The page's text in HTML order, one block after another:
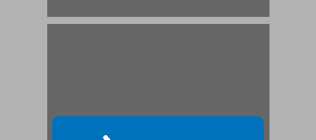
ברירת עדי הנוסח ... 20